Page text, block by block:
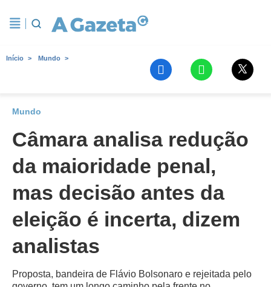
Início Mundo
Mundo
Câmara analisa redução
da maioridade penal,
mas decisão antes da
eleição é incerta, dizem
analistas
Proposta, bandeira de Flávio Bolsonaro e rejeitada pelo